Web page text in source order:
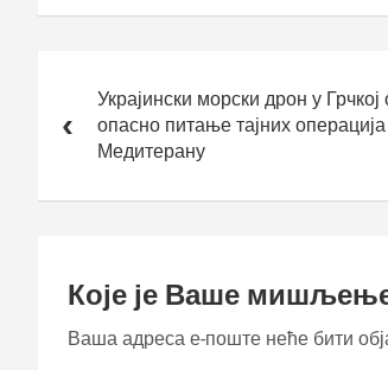
чланкаУкрајински морски дрон у
опасно питање тајних
Медитерану
Које је Ваше
Ваша адреса е-поште неће бити